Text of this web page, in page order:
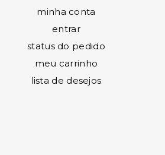
minha conta
entrar
status do pedido
meu carrinho
lista de desejos